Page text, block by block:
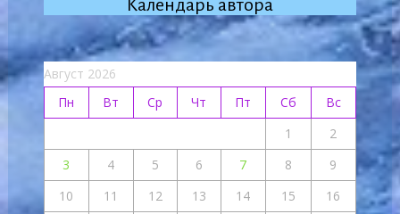
Календарь автора
Август 2026
Пн
Вт Ср Чт Пт Сб
Вс
1
2
3
4 5 6 7 8
9
10
11 12 13 14 15 16